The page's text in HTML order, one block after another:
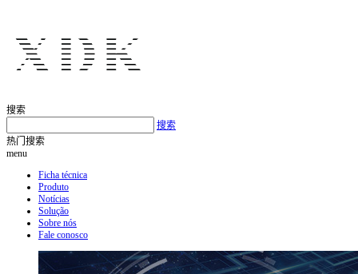
搜索
搜索
热门搜索
menu
Ficha técnica
Produto
Notícias
Solução
Sobre nós
Fale conosco